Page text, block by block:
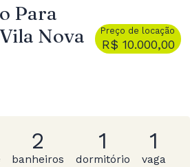
Para
Nova
Preço de locação
R$ 10.000,00
2
banheiros
1
dormitório
1
vaga